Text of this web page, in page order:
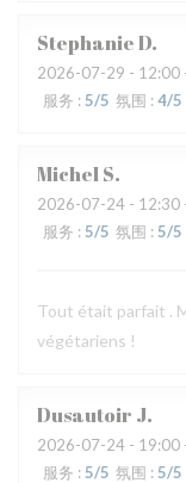
StephanieD
2026-07-29 - 12:00
服务 : 5/5 氛围 : 4/5
MichelS
2026-07-24 - 12:30
服务 : 5/5 氛围 : 5/5
Tout était parfait .
végétariens !
Dusautoir J
2026-07-24 - 19:00
服务 : 5/5 氛围 : 5/5